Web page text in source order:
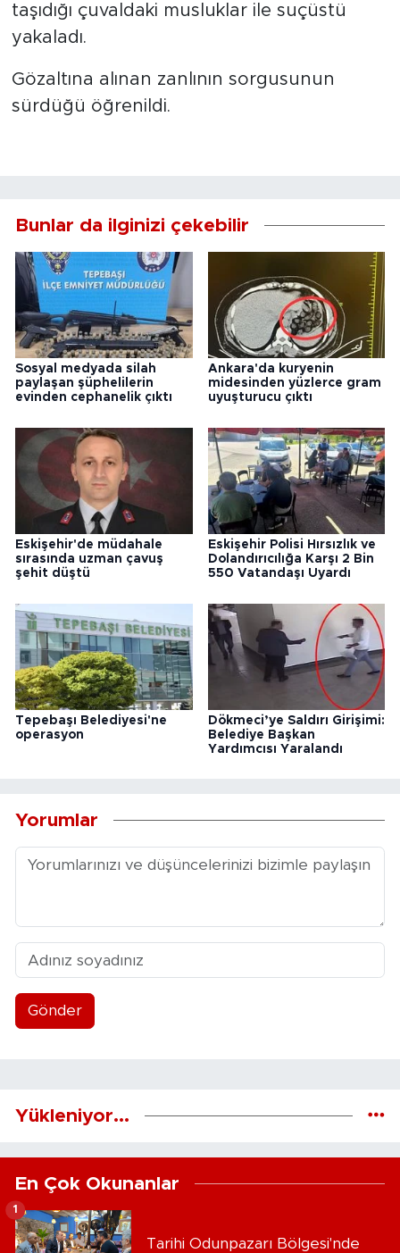
taşıdığı çuvaldaki musluklar ile suçüstü
yakaladı.
Gözaltına alınan zanlının sorgusunun
sürdüğü öğrenildi.
Bunlar da ilginizi çekebilir
Sosyal medyada silah
paylaşan şüphelilerin
evinden cephanelik çıktı
Ankara'da kuryenin
midesinden yüzlerce gram
uyuşturucu çıktı
Eskişehir'de müdahale
sırasında uzman çavuş
şehit düştü
Eskişehir Polisi Hırsızlık ve
Dolandırıcılığa Karşı 2 Bin
550 Vatandaşı Uyardı
Tepebaşı Belediyesi'ne
operasyon
Dökmeci’ye Saldırı Girişimi:
Belediye Başkan
Yardımcısı Yaralandı
Yorumlar
Gönder
Yükleniyor...
En Çok Okunanlar
Tarihi Odunpazarı Bölgesi'nde
1